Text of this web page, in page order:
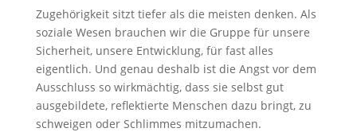
Zugehörigkeit sitzt tiefer als die meisten denken. Als
soziale Wesen brauchen wir die Gruppe für unsere
Sicherheit, unsere Entwicklung, für fast alles
eigentlich. Und genau deshalb ist die Angst vor dem
Ausschluss so wirkmächtig, dass sie selbst gut
ausgebildete, reflektierte Menschen dazu bringt, zu
schweigen oder Schlimmes mitzumachen.